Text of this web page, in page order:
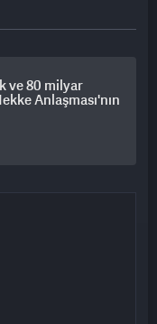
ve 80 milyar
Anlaşması'nın